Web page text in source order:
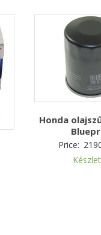
Honda
Price: